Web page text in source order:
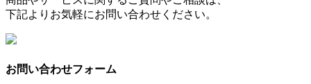
下記よりお気軽にお問い合わせください。
お問い合わせフォーム